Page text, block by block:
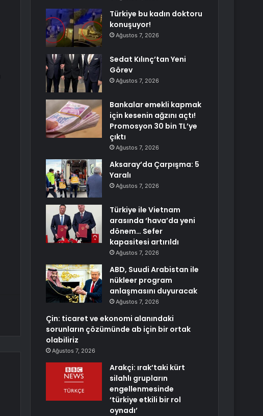
Türkiye bu kadın doktoru
konuşuyor!
Ağustos 7, 2026
Sedat Kılınç’tan Yeni
Görev
Ağustos 7, 2026
Bankalar emekli kapmak
için kesenin ağzını açtı!
Promosyon 30 bin TL’ye
çıktı
Ağustos 7, 2026
Aksaray’da Çarpışma: 5
Yaralı
Ağustos 7, 2026
Türkiye ile Vietnam
arasında ‘hava’da yeni
dönem… Sefer
kapasitesi artırıldı
Ağustos 7, 2026
ABD, Suudi Arabistan ile
nükleer program
anlaşmasını duyuracak
Ağustos 7, 2026
Çin: ticaret ve ekonomi alanındaki
sorunların çözümünde ab için bir ortak
olabiliriz
Ağustos 7, 2026
Arakçi: ırak’taki kürt
silahlı grupların
engellenmesinde
‘türkiye etkili bir rol
oynadı’